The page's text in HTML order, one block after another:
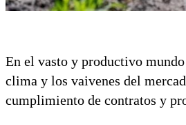
En el vasto y productivo
clima y los vaivenes del
cumplimiento de contratos y